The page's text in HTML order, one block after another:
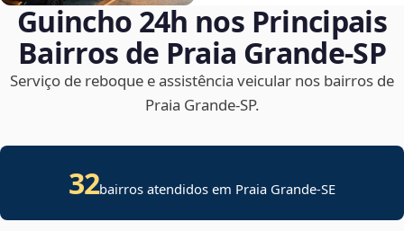
Guincho 24h nos Principais
Bairros de Praia Grande‑SP
Serviço de reboque e assistência veicular nos bairros de
Praia Grande‑SP.
32bairros atendidos em Praia Grande-SE